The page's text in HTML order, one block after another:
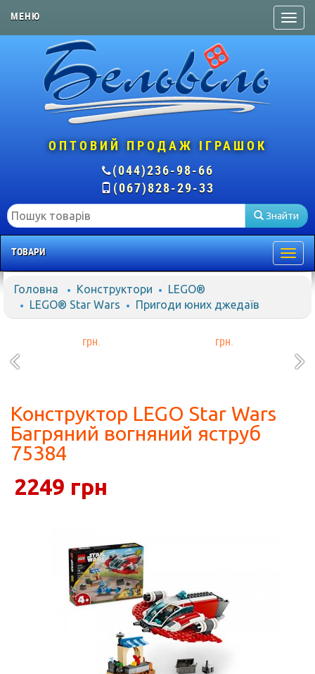
МЕНЮ
ОПТОВИЙ ПРОДАЖ ІГРАШОК
(044)236-98-66
(067)828-29-33
Знайти
ТОВАРИ
Головна Конструктори
LEGO®
LEGO® Star Wars
Пригоди юних джедаїв
грн. грн.
Конструктор LEGO Star Wars
Багряний вогняний яструб
75384
2249 грн